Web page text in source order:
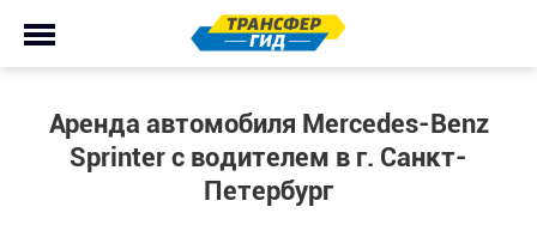
Аренда автомобиля Mercedes-Benz
Sprinter с водителем в г. Санкт-
Петербург